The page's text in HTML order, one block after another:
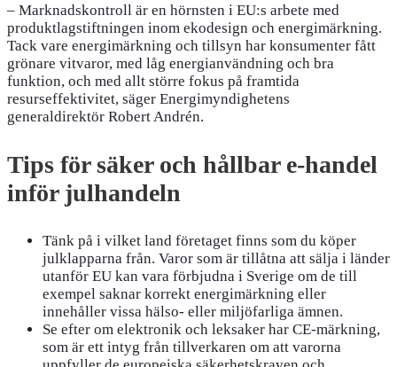
– Marknadskontroll är en hörnsten i EU:s arbete med
produktlagstiftningen inom ekodesign och energimärkning.
Tack vare energimärkning och tillsyn har konsumenter fått
grönare vitvaror, med låg energianvändning och bra
funktion, och med allt större fokus på framtida
resurseffektivitet, säger Energimyndighetens
generaldirektör Robert Andrén.
Tips för säker och hållbar e-handel
inför julhandeln
Tänk på i vilket land företaget finns som du köper
julklapparna från. Varor som är tillåtna att sälja i länder
utanför EU kan vara förbjudna i Sverige om de till
exempel saknar korrekt energimärkning eller
innehåller vissa hälso- eller miljöfarliga ämnen.
Se efter om elektronik och leksaker har CE-märkning,
som är ett intyg från tillverkaren om att varorna